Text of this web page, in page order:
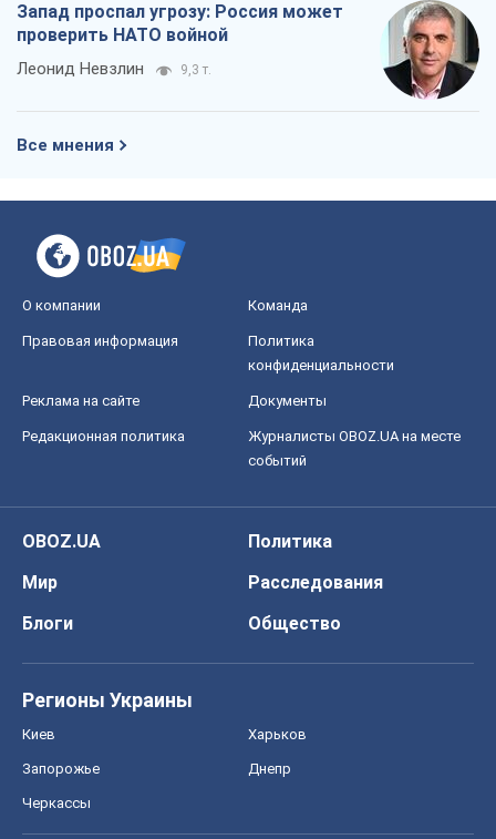
Запад проспал угрозу: Россия может
проверить НАТО войной
Леонид Невзлин 9,3 т.
Все мнения
О компании Команда
Правовая информация
Политика
конфиденциальности
Реклама на сайте Документы
Редакционная политика
Журналисты OBOZ.UA на месте
событий
OBOZ.UA
Политика
Мир
Расследования
Блоги
Общество
Регионы Украины
Киев Харьков
Запорожье Днепр
Черкассы